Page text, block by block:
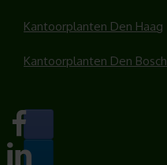
Kantoorplanten Den Haag
Kantoorplanten Den Bosch